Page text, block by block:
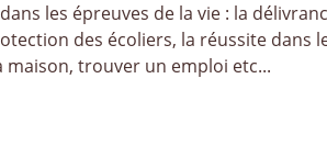
les épreuves de la vie : la
des écoliers, la réussite dans
trouver un emploi etc...